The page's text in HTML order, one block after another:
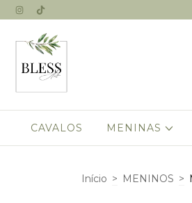
CAVALOS MENINAS
Início > MENINOS >